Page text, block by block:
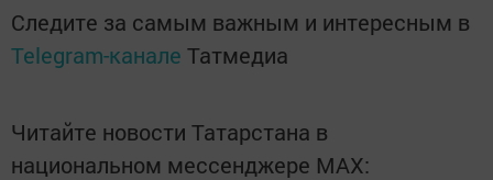
Следите за самым важным и интересным в
Telegram-канале Татмедиа
Читайте новости Татарстана в
национальном мессенджере MАХ: